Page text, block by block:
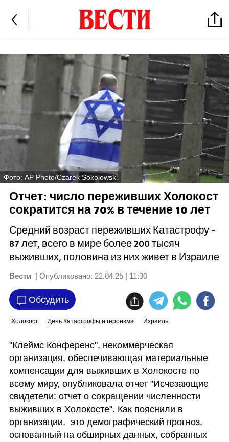
Фото: AP Photo/Czarek Sokolowski
Отчет: число переживших Холокост
сократится на 70% в течение 10 лет
Средний возраст переживших Катастрофу -
87 лет, всего в мире более 200 тысяч
выживших, половина из них живет в Израиле
Вести | Опубликовано: 22.04.25 | 11:30
Обсудить
Холокост День Катастрофы и героизма Израиль
"Клеймс Конференс", некоммерческая
организация, обеспечивающая материальные
компенсации для выживших в Холокосте по
всему миру, опубликовала отчет "Исчезающие
свидетели: отчет о сокращении численности
выживших в Холокосте". Как пояснили в
организации,  это демографический прогноз,
основанный на обширных данных, собранных